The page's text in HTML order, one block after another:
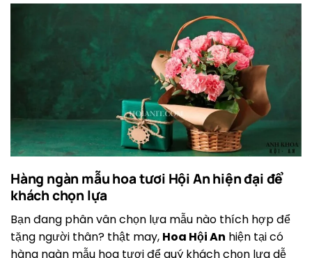
Hàng ngàn mẫu hoa tươi Hội An hiện đại để
khách chọn lựa
Bạn đang phân vân chọn lựa mẫu nào thích hợp để
tặng người thân? thật may, Hoa Hội An hiện tại có
hàng ngàn mẫu hoa tươi để quý khách chọn lựa dễ